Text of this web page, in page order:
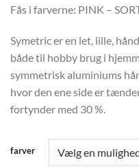
Fås i farverne: PINK –
Symetric er en let, lille,
både til hobby brug i
symmetrisk aluminiums
hvor den ene side er
fortynder med 30 %.
farver